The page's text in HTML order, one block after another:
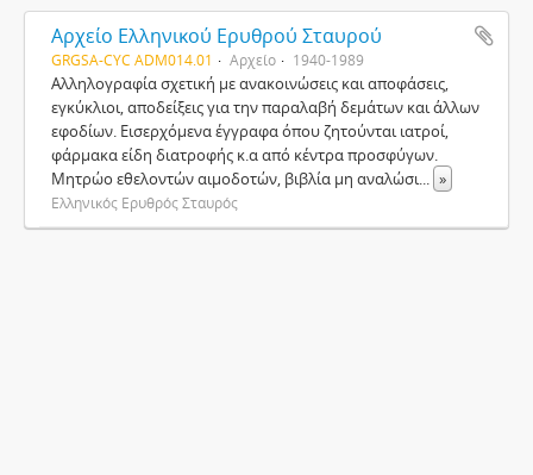
Αρχείο Ελληνικού Ερυθρού Σταυρού
GRGSA-CYC ADM014.01 Αρχείο 1940-1989
Αλληλογραφία σχετική με ανακοινώσεις και αποφάσεις,
εγκύκλιοι, αποδείξεις για την παραλαβή δεμάτων και άλλων
εφοδίων. Εισερχόμενα έγγραφα όπου ζητούνται ιατροί,
φάρμακα είδη διατροφής κ.α από κέντρα προσφύγων.
Μητρώο εθελοντών αιμοδοτών, βιβλία μη αναλώσι... »
Ελληνικός Ερυθρός Σταυρός